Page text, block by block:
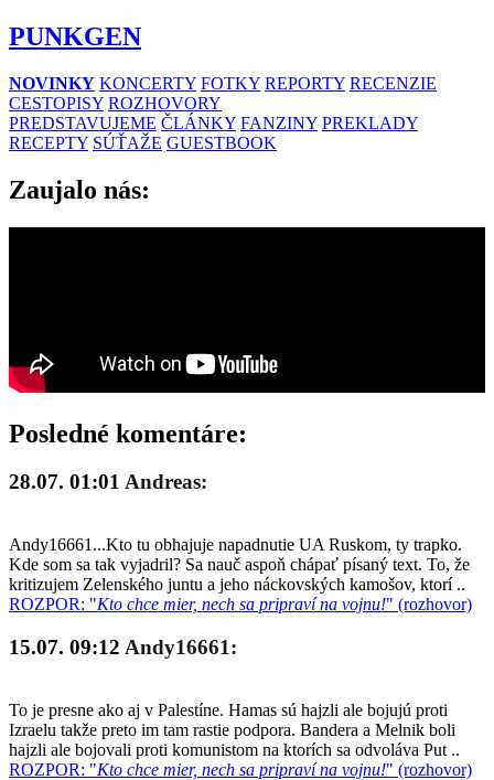
PUNKGEN
NOVINKY KONCERTY FOTKY REPORTY RECENZIE
CESTOPISY ROZHOVORY
PREDSTAVUJEME ČLÁNKY FANZINY PREKLADY
RECEPTY SÚŤAŽE GUESTBOOK
Zaujalo nás:
Posledné komentáre:
28.07. 01:01 Andreas:
Andy16661...Kto tu obhajuje napadnutie UA Ruskom, ty trapko.
Kde som sa tak vyjadril? Sa nauč aspoň chápať písaný text. To, že
kritizujem Zelenského juntu a jeho náckovských kamošov, ktorí ..
ROZPOR: "Kto chce mier, nech sa pripraví na vojnu!" (rozhovor)
15.07. 09:12 Andy16661:
To je presne ako aj v Palestíne. Hamas sú hajzli ale bojujú proti
Izraelu takže preto im tam rastie podpora. Bandera a Melnik boli
hajzli ale bojovali proti komunistom na ktorích sa odvoláva Put ..
ROZPOR: "Kto chce mier, nech sa pripraví na vojnu!" (rozhovor)